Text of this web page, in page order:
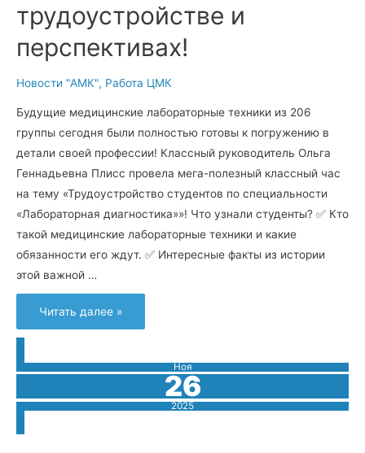
трудоустройстве и
перспективах!
Новости "АМК", Работа ЦМК
Будущие медицинские лабораторные техники из 206
группы сегодня были полностью готовы к погружению в
детали своей профессии! Классный руководитель Ольга
Геннадьевна Плисс провела мега-полезный классный час
на тему «Трудоустройство студентов по специальности
«Лабораторная диагностика»»! Что узнали студенты? ✅ Кто
такой медицинские лабораторные техники и какие
обязанности его ждут. ✅ Интересные факты из истории
этой важной …
Будущие
лаборанты
206
трудоустройстве
Читать далее »
Ноя
26
2025